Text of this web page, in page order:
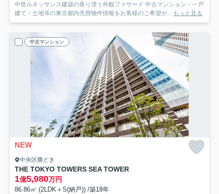
中世ルネッサンス建築の香り漂う外観ファサード 中古マンション・一戸
建て・土地等の東京都内売買物件情報をお客様のご希望が... もっと見る
中古マンション
NEW
中央区勝どき
THE TOKYO TOWERS SEA TOWER
1億5,980万円
86.86㎡ (2LDK＋S(納戸)) /築18年